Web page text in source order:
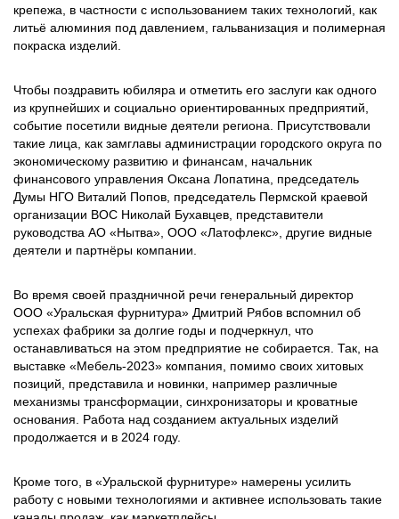
крепежа, в частности с использованием таких технологий, как
литьё алюминия под давлением, гальванизация и полимерная
покраска изделий.
Чтобы поздравить юбиляра и отметить его заслуги как одного
из крупнейших и социально ориентированных предприятий,
событие посетили видные деятели региона. Присутствовали
такие лица, как замглавы администрации городского округа по
экономическому развитию и финансам, начальник
финансового управления Оксана Лопатина, председатель
Думы НГО Виталий Попов, председатель Пермской краевой
организации ВОС Николай Бухавцев, представители
руководства АО «Нытва», ООО «Латофлекс», другие видные
деятели и партнёры компании.
Во время своей праздничной речи генеральный директор
ООО «Уральская фурнитура» Дмитрий Рябов вспомнил об
успехах фабрики за долгие годы и подчеркнул, что
останавливаться на этом предприятие не собирается. Так, на
выставке «Мебель-2023» компания, помимо своих хитовых
позиций, представила и новинки, например различные
механизмы трансформации, синхронизаторы и кроватные
основания. Работа над созданием актуальных изделий
продолжается и в 2024 году.
Кроме того, в «Уральской фурнитуре» намерены усилить
работу с новыми технологиями и активнее использовать такие